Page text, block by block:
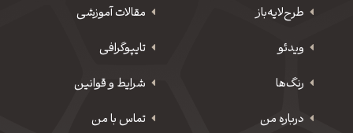
طرح‌لایه‌باز
مقالات آموزشی
ویدئو
‌تایپوگرافی
رنگ‌ها
شرایط و قوانین
درباره من
تماس با من